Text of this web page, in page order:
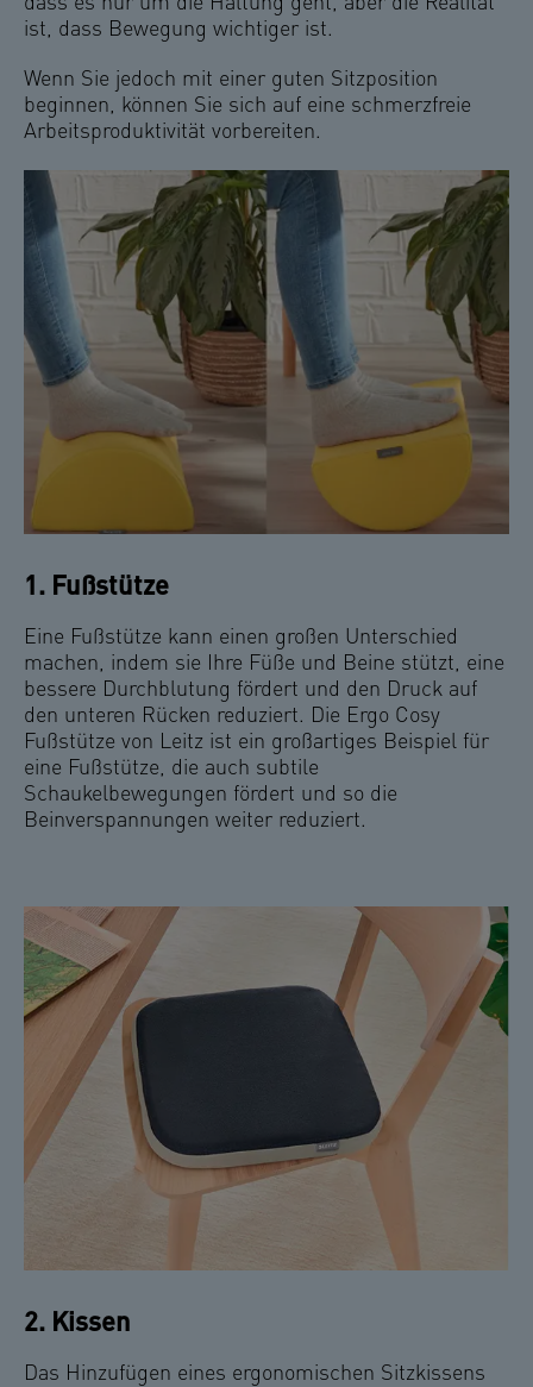
ist, dass Bewegung wichtiger ist.
Wenn Sie jedoch mit einer guten Sitzposition
beginnen, können Sie sich auf eine schmerzfreie
Arbeitsproduktivität vorbereiten.
1. Fußstütze
Eine Fußstütze kann einen großen Unterschied
machen, indem sie Ihre Füße und Beine stützt, eine
bessere Durchblutung fördert und den Druck auf
den unteren Rücken reduziert. Die Ergo Cosy
Fußstütze von Leitz ist ein großartiges Beispiel für
eine Fußstütze, die auch subtile
Schaukelbewegungen fördert und so die
Beinverspannungen weiter reduziert.
2. Kissen
Das Hinzufügen eines ergonomischen Sitzkissens